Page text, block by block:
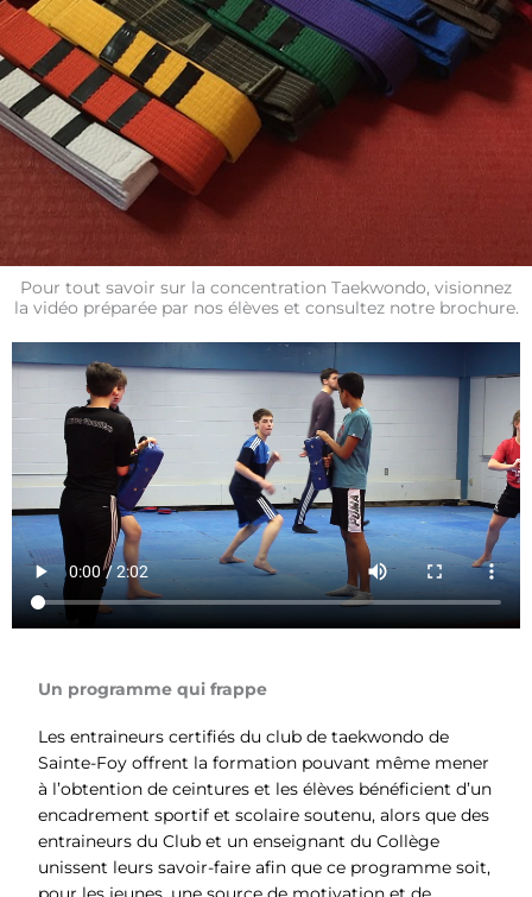
Pour tout savoir sur la concentration Taekwondo, visionnez
la vidéo préparée par nos élèves et consultez notre brochure.
Un programme qui frappe
Les entraineurs certifiés du club de taekwondo de
Sainte-Foy offrent la formation pouvant même mener
à l’obtention de ceintures et les élèves bénéficient d’un
encadrement sportif et scolaire soutenu, alors que des
entraineurs du Club et un enseignant du Collège
unissent leurs savoir-faire afin que ce programme soit,
pour les jeunes, une source de motivation et de